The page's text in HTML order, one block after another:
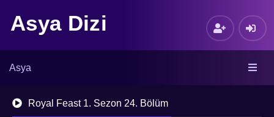
Asya Dizi
Asya
Royal Feast 1. Sezon 24. Bölüm